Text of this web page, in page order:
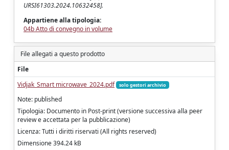
URSI61303.2024.10632458].
Appartiene alla tipologia:
04b Atto di convegno in volume
File allegati a questo prodotto
File
Vidjak_Smart microwave_2024.pdf
solo gestori archivio
Note: published
Tipologia: Documento in Post-print (versione successiva alla peer
review e accettata per la pubblicazione)
Licenza: Tutti i diritti riservati (All rights reserved)
Dimensione 394.24 kB